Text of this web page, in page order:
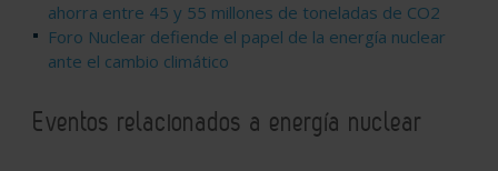
ahorra entre 45 y 55 millones de toneladas de CO2
Foro Nuclear defiende el papel de la energía nuclear
ante el cambio climático
Eventos relacionados a energía nuclear